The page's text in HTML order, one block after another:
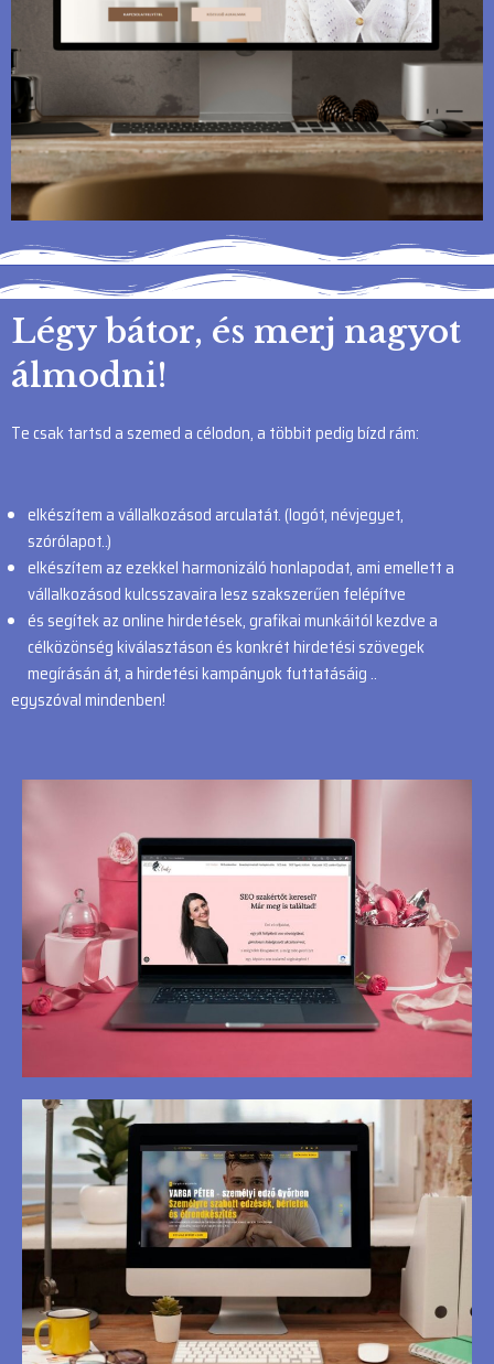
Légy bátor, és merj nagyot
álmodni!
Te csak tartsd a szemed a célodon, a többit pedig bízd rám:
elkészítem a vállalkozásod arculatát. (logót, névjegyet,
szórólapot..)
elkészítem az ezekkel harmonizáló honlapodat, ami emellett a
vállalkozásod kulcsszavaira lesz szakszerűen felépítve
és segítek az online hirdetések, grafikai munkáitól kezdve a
célközönség kiválasztáson és konkrét hirdetési szövegek
megírásán át, a hirdetési kampányok futtatásáig ..
egyszóval mindenben!